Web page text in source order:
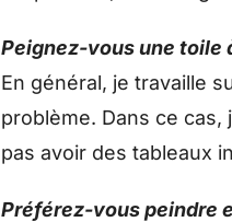
Peignez-vous une toile
En général, je travaille
problème. Dans ce
pas avoir des tableaux
Préférez-vous peindre